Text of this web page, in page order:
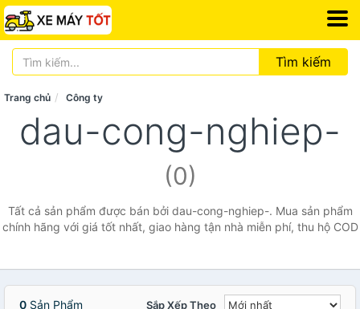
Tìm kiếm
Trang chủ Công ty
dau-cong-nghiep-
(0)
Tất cả sản phẩm được bán bởi dau-cong-nghiep-. Mua sản phẩm
chính hãng với giá tốt nhất, giao hàng tận nhà miễn phí, thu hộ COD
0 Sản Phẩm Sắp Xếp Theo